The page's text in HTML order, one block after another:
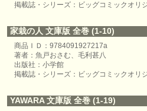
掲載誌・シリーズ：ビッグコミックオリ
家栽の人 文庫版 全巻 (1-10)
商品ＩＤ：9784091927217a
著者：魚戸おさむ、毛利甚八
出版社：小学館
掲載誌・シリーズ：ビッグコミックオリ
YAWARA 文庫版 全巻 (1-19)